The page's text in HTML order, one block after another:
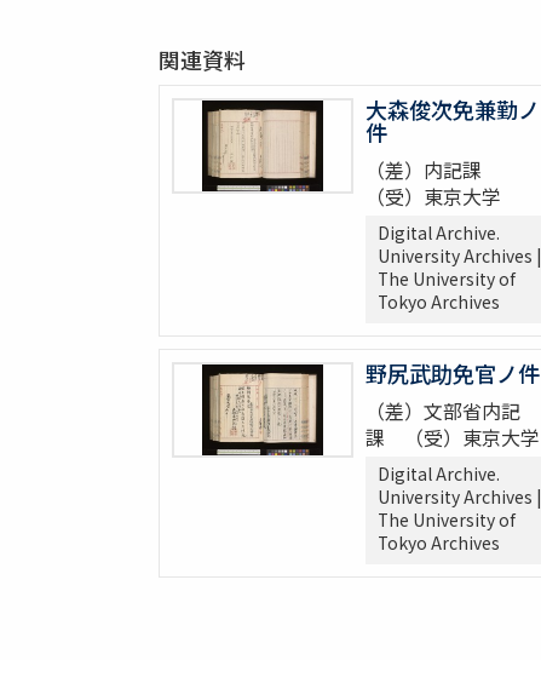
関連資料
大森俊次免兼勤ノ
件
（差）内記課
（受）東京大学
Digital Archive.
University Archives |
The University of
Tokyo Archives
野尻武助免官ノ件
（差）文部省内記
課 （受）東京大学
Digital Archive.
University Archives |
The University of
Tokyo Archives